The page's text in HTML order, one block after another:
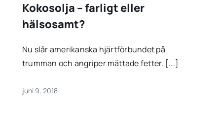
Kokosolja – farligt eller
hälsosamt?
Nu slår amerikanska hjärtförbundet på
trumman och angriper mättade fetter. [...]
juni 9, 2018